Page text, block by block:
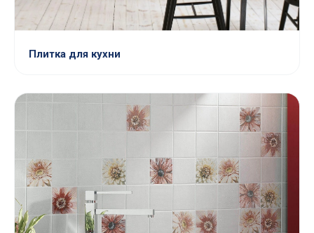
Плитка для кухни